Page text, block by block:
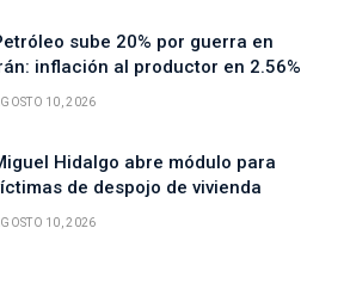
sube 20% por guerra en
inflación al productor en 2.56%
10, 2026
Hidalgo abre módulo para
de despojo de vivienda
10, 2026